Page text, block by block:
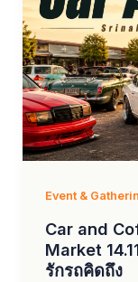
Event &
Car and
Market
รักรถคิดถึง